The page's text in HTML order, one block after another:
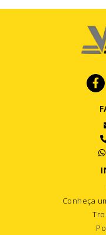
Conheça